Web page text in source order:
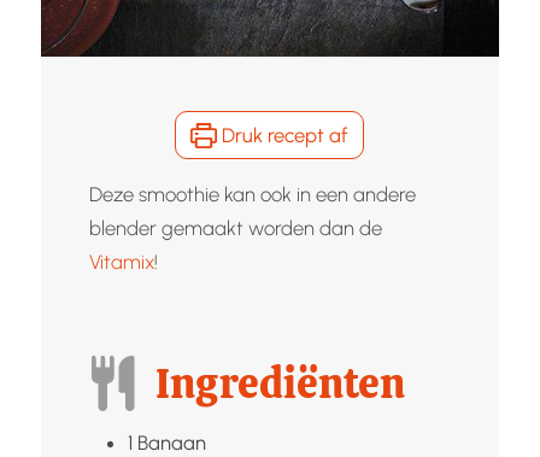
Druk recept af
Deze smoothie kan ook in een andere
blender gemaakt worden dan de
Vitamix!
Ingrediënten
1 Banaan